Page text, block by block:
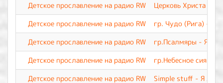
Детское прославление на радио RW
Церковь Христа -
Детское прославление на радио RW
гр. Чудо (Рига) -
Детское прославление на радио RW
гр.Псалмяры - Я
Детское прославление на радио RW
гр.Небесное
Детское прославление на радио RW
Simple stuff - Я